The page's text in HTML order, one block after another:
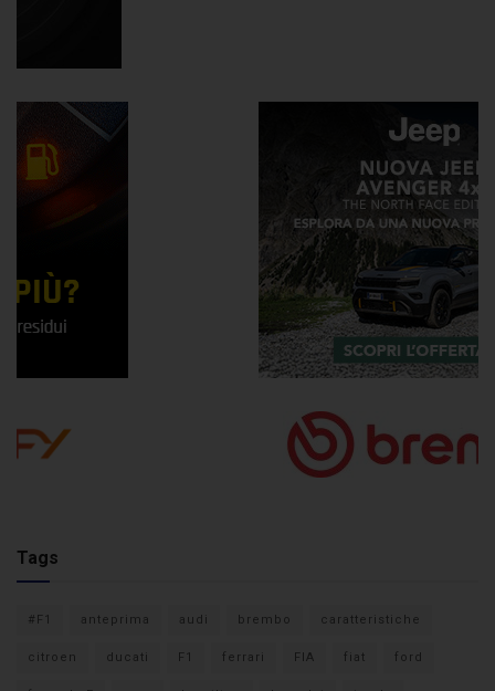
Tags
#F1 anteprima audi brembo caratteristiche
citroen ducati F1 ferrari FIA fiat ford